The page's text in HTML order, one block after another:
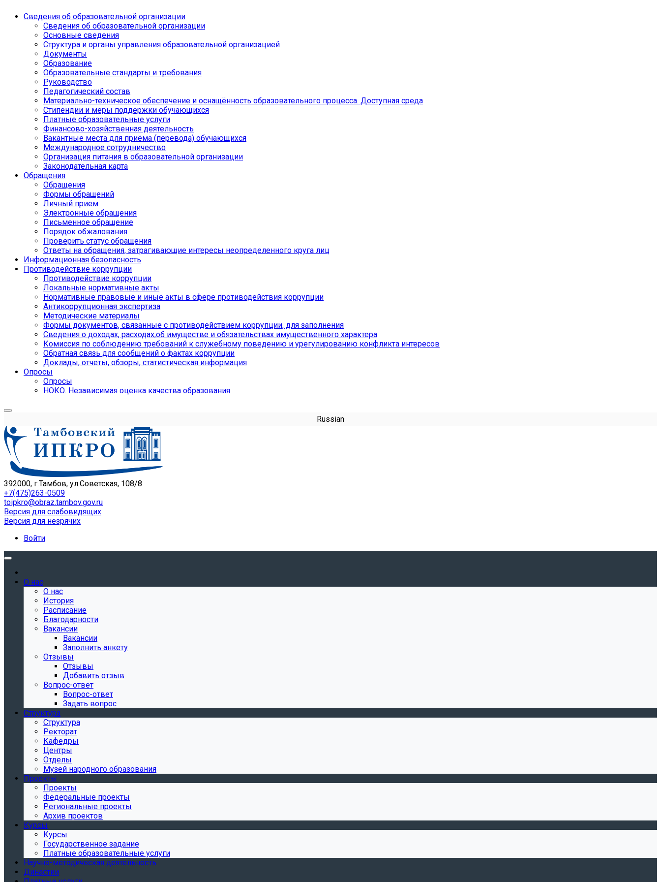
Сведения об образовательной организации
Сведения об образовательной организации
Основные сведения
Структура и органы управления образовательной организацией
Документы
Образование
Образовательные стандарты и требования
Руководство
Педагогический состав
Материально-техническое обеспечение и оснащённость образовательного процесса. Доступная среда
Стипендии и меры поддержки обучающихся
Платные образовательные услуги
Финансово-хозяйственная деятельность
Вакантные места для приёма (перевода) обучающихся
Международное сотрудничество
Организация питания в образовательной организации
Законодательная карта
Обращения
Обращения
Формы обращений
Личный прием
Электронные обращения
Письменное обращение
Порядок обжалования
Проверить статус обращения
Ответы на обращения, затрагивающие интересы неопределенного круга лиц
Информационная безопасность
Противодействие коррупции
Противодействие коррупции
Локальные нормативные акты
Нормативные правовые и иные акты в сфере противодействия коррупции
Антикоррупционная экспертиза
Методические материалы
Формы документов, связанные с противодействием коррупции, для заполнения
Сведения о доходах, расходах,об имуществе и обязательствах имущественного характера
Комиссия по соблюдению требований к служебному поведению и урегулированию конфликта интересов
Обратная связь для сообщений о фактах коррупции
Доклады, отчеты, обзоры, статистическая информация
Опросы
Опросы
НОКО. Независимая оценка качества образования
Russian
392000, г.Тамбов, ул.Советская, 108/8
+7(475)263-0509
toipkro@obraz.tambov.gov.ru
Версия для слабовидящих
Версия для незрячих
Войти
О нас
О нас
История
Расписание
Благодарности
Вакансии
Вакансии
Заполнить анкету
Отзывы
Отзывы
Добавить отзыв
Вопрос-ответ
Вопрос-ответ
Задать вопрос
Структура
Структура
Ректорат
Кафедры
Центры
Отделы
Музей народного образования
Проекты
Проекты
Федеральные проекты
Региональные проекты
Архив проектов
Курсы
Курсы
Государственное задание
Платные образовательные услуги
Научно-методическая деятельность
Династии